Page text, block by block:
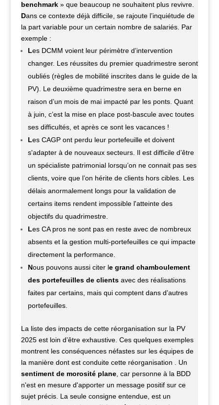
benchmark» que beaucoup ne souhaitent plus revivre.
Dans ce contexte déjà difficile, se rajoute l’inquiétude de
la part variable pour un certain nombre de salariés. Par
exemple :
Les DCMM voient leur périmètre d’intervention
changer. Les réussites du premier quadrimestre seront
oubliés (règles de mobilité inscrites dans le guide de la
PV). Le deuxième quadrimestre sera en berne en
raison d’un mois de mai impacté par les ponts. Quant
à juin, c’est la mise en place post-bascule avec toutes
ses difficultés, et après ce sont les vacances !
Les CAGP ont perdu leur portefeuille et doivent
s'adapter à de nouveaux secteurs. Il est difficile d’être
un spécialiste patrimonial lorsqu’on ne connait pas ses
clients, voire que l’on hérite de clients hors cibles. Les
délais anormalement longs pour la validation de
certains items rendent impossible l'atteinte des
objectifs du quadrimestre.
Les CA pros ne sont pas en reste avec de nombreux
absents et la gestion multi-portefeuilles ce qui impacte
directement la performance.
Nous pouvons aussi citer le grand chamboulement
des portefeuilles de clientsavec des réalisations
faites par certains, mais qui comptent dans d’autres
portefeuilles.
La liste des impacts de cette réorganisation sur la PV
2025 est loin d’être exhaustive. Ces quelques exemples
montrent les conséquences néfastes sur les équipes de
la manière dont est conduite cette réorganisation . Un
sentiment de morosité plane, car personne à la BDD
n'est en mesure d'apporter un message positif sur ce
sujet précis. La seule consigne entendue, est un